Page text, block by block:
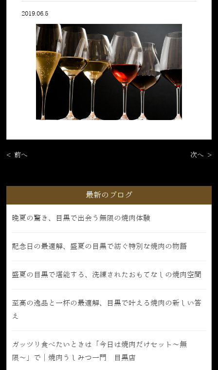
2019.06.5
< 前へ 次へ >
最新のブログ
晩夏の驚き、目黒で出会う無限の焼肉体験
記念日の最適解、盛夏の目黒で紡ぐ特別な焼肉の物語
盛夏の目黒で堪能する、洗練されたおもてなしの焼肉空間
至高の逸品と一杯の最適解、目黒で叶える焼肉の新しい答
え
ガッツリ食べたいときは「今日は焼肉だけセット〜無
限〜」で｜焼肉うしみつ一門 目黒店